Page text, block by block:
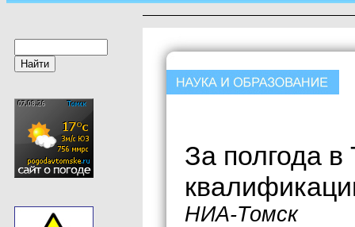
За полгода в
НИА-Томск